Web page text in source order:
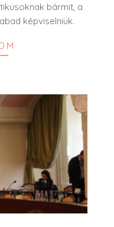
bármit, a
képviselniük.